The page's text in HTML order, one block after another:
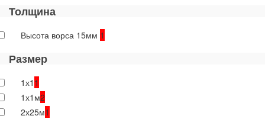
Толщина
Высота ворса 15мм 1
Размер
1х1 1
1х1м2
2х25м1